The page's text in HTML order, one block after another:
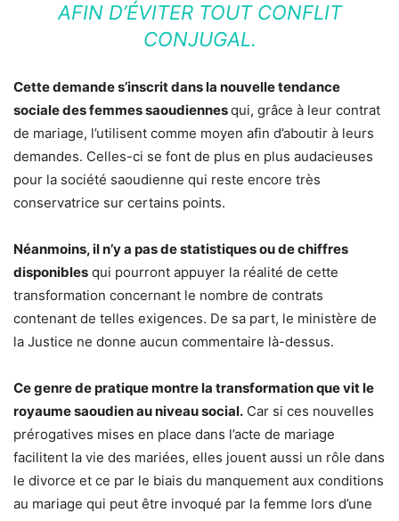
AFIN D’ÉVITER TOUT CONFLIT
CONJUGAL.
Cette demande s’inscrit dans la nouvelle tendance
sociale des femmes saoudiennesqui, grâce à leur contrat
de mariage, l’utilisent comme moyen afin d’aboutir à leurs
demandes. Celles-ci se font de plus en plus audacieuses
pour la société saoudienne qui reste encore très
conservatrice sur certains points.
Néanmoins, il n’y a pas de statistiques ou de chiffres
disponibles qui pourront appuyer la réalité de cette
transformation concernant le nombre de contrats
contenant de telles exigences. De sa part, le ministère de
la Justice ne donne aucun commentaire là-dessus.
Ce genre de pratique montre la transformation que vit le
royaume saoudien au niveau social. Car si ces nouvelles
prérogatives mises en place dans l’acte de mariage
facilitent la vie des mariées, elles jouent aussi un rôle dans
le divorce et ce par le biais du manquement aux conditions
au mariage qui peut être invoqué par la femme lors d’une